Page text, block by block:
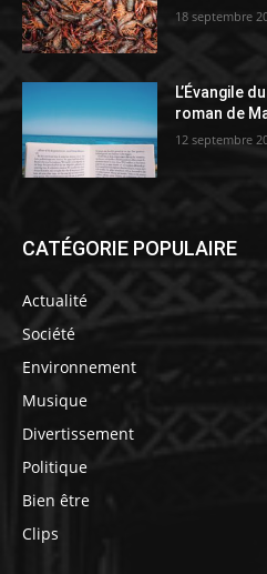
18 septembre
L’Évangile
roman de
12 septembre
CATÉGORIE POPULAIRE
Actualité
Société
Environnement
Musique
Divertissement
Politique
Bien être
Clips